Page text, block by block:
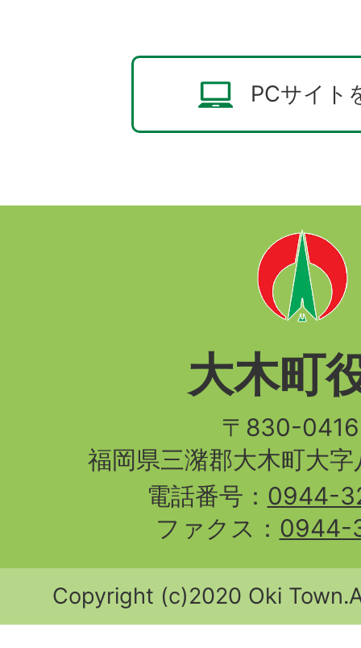
PCサイト
大木町
〒830-
福岡県三潴郡大木町大
電話番号： 0944-
ファクス： 0944-
Copyright (c)2020 Oki